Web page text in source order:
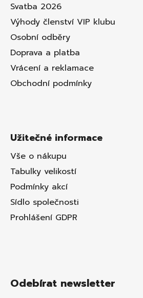
Svatba 2026
Výhody členství VIP klubu
Osobní odběry
Doprava a platba
Vrácení a reklamace
Obchodní podmínky
Užitečné informace
Vše o nákupu
Tabulky velikostí
Podmínky akcí
Sídlo společnosti
Prohlášení GDPR
Odebírat newsletter